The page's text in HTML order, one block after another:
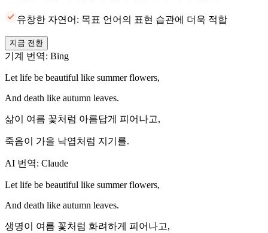
유창한 자연어: 목표 언어의 표현 습관에 더욱 적합
지금 전환
기계 번역: Bing
Let life be beautiful like summer flowers,
And death like autumn leaves.
삶이 여름 꽃처럼 아름답게 피어나고,
죽음이 가을 낙엽처럼 지기를.
AI 번역: Claude
Let life be beautiful like summer flowers,
And death like autumn leaves.
생명이 여름 꽃처럼 화려하게 피어나고,